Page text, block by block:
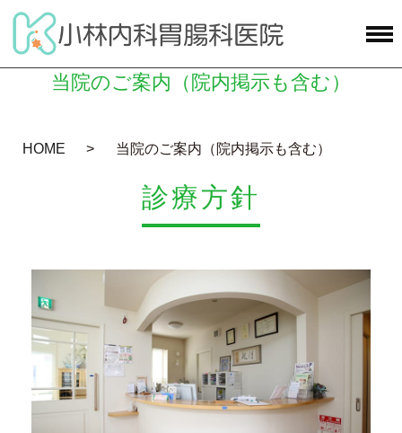
当院のご案内（院内掲示も含む）
HOME 当院のご案内（院内掲示も含む）
診療方針